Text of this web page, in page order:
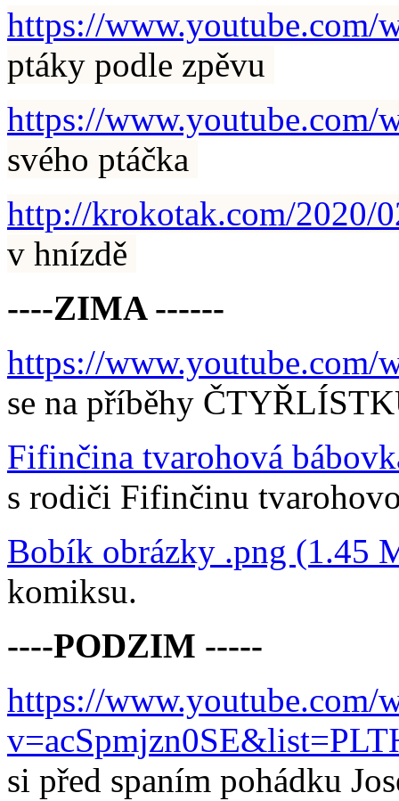
https://www.youtube.com/
ptáky podle zpěvu
https://www.youtube.com/
svého ptáčka
http://krokotak.com/2020/
v hnízdě
----ZIMA ------
https://www.youtube.com/
se na příběhy
Fifinčina tvarohová
s rodiči Fifinčinu
Bobík obrázky .png (1.45
komiksu.
----PODZIM -----
https://www.youtube.com/
si před spaním pohádku